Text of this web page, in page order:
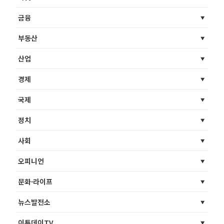
금융
부동산
산업
경제
국제
정치
사회
오피니언
문화·라이프
뉴스발전소